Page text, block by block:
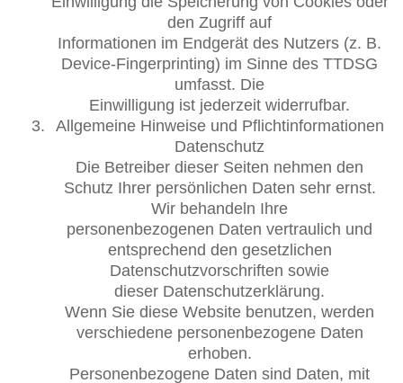
den Zugriff auf
Informationen im Endgerät des Nutzers (z. B.
Device-Fingerprinting) im Sinne des TTDSG
umfasst. Die
Einwilligung ist jederzeit widerrufbar.
Allgemeine Hinweise und Pflichtinformationen
Datenschutz
Die Betreiber dieser Seiten nehmen den
Schutz Ihrer persönlichen Daten sehr ernst.
Wir behandeln Ihre
personenbezogenen Daten vertraulich und
entsprechend den gesetzlichen
Datenschutzvorschriften sowie
dieser Datenschutzerklärung.
Wenn Sie diese Website benutzen, werden
verschiedene personenbezogene Daten
erhoben.
Personenbezogene Daten sind Daten, mit